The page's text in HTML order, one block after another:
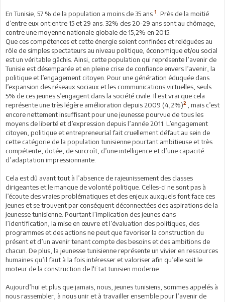
En Tunisie, 57 % de la population a moins de 35 ans 1
. Près de la moitié
d’entre eux ont entre 15 et 29 ans. 32% des 20-29 ans sont au chômage,
contre une moyenne nationale globale de 15,2% en 2015.
Que ces compétences et cette énergie soient confinées et reléguées au
rôle de simples spectateurs au niveau politique, économique et/ou social
est un véritable gâchis. Ainsi, cette population qui représente l’avenir de
Tunisie est désemparée et en pleine crise de confiance envers l’avenir, la
politique et l’engagement citoyen. Pour une génération éduquée dans
l’expansion des réseaux sociaux et les communications virtuelles, seuls
5% de ces jeunes s’engagent dans la société civile. Il est vrai que cela
représente une très légère amélioration depuis 2009 (4,2%)2
, mais c’est
encore nettement insuffisant pour une jeunesse pourvue de tous les
moyens de liberté et d’expression depuis l’année 2011. L’engagement
citoyen, politique et entrepreneurial fait cruellement défaut au sein de
cette catégorie de la population tunisienne pourtant ambitieuse et très
compétente, dotée, de surcroît, d’une intelligence et d’une capacité
d’adaptation impressionnante.
Cela est dû avant tout à l’absence de rajeunissement des classes
dirigeantes et le manque de volonté politique. Celles-ci ne sont pas à
l’écoute des vraies problématiques et des enjeux auxquels font face ces
jeunes et se trouvent par conséquent déconnectées des aspirations de la
jeunesse tunisienne. Pourtant l’implication des jeunes dans
l’identification, la mise en œuvre et l’évaluation des politiques, des
programmes et des actions ne peut que favoriser la construction du
présent et d’un avenir tenant compte des besoins et des ambitions de
chacun. De plus, la jeunesse tunisienne représente un vivier en ressources
humaines qu’il faut à la fois intéresser et valoriser afin qu’elle soit le
moteur de la construction de l'Etat tunisien moderne.
Aujourd’hui et plus que jamais, nous, jeunes tunisiens, sommes appelés à
nous rassembler, à nous unir et à travailler ensemble pour l’avenir de